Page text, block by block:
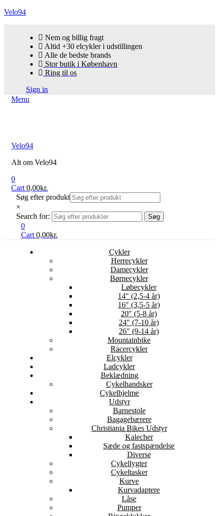
Velo94
Nem og billig fragt
Altid +30 elcykler i udstillingen
Alle de bedste brands
Stor butik i København
Ring til os
Sign in
Menu
Velo94
Alt om Velo94
0
Cart 0,00kr.
Søg efter produkt
×
Search for:
Søg
0
Cart 0,00kr.
Cykler
Herrecykler
Damecykler
Børnecykler
Løbecykler
14″ (2,5-4 år)
16″ (3,5-5 år)
20″ (5-8 år)
24″ (7-10 år)
26″ (9-14 år)
Mountainbike
Racercykler
Elcykler
Ladcykler
Beklædning
Cykelhandsker
Cykelhjelme
Udstyr
Barnestole
Bagagebærere
Christiania Bikes Udstyr
Kalecher
Sæde og fastspændelse
Diverse
Cykellygter
Cykeltasker
Kurve
Kurvadaptere
Låse
Pumper